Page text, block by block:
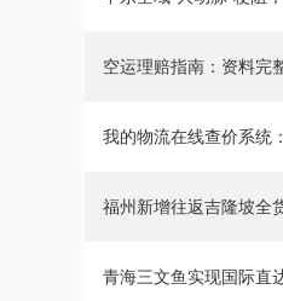
空运理赔指南：资料完
我的物流在线查价系统
福州新增往返吉隆坡全
青海三文鱼实现国际直